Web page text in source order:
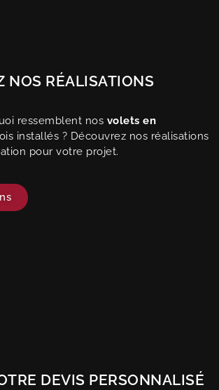
NOS RÉALISATIONS
ressemblent nos volets en
installés ? Découvrez nos réalisations
pour votre projet.
DEVIS PERSONNALISÉ